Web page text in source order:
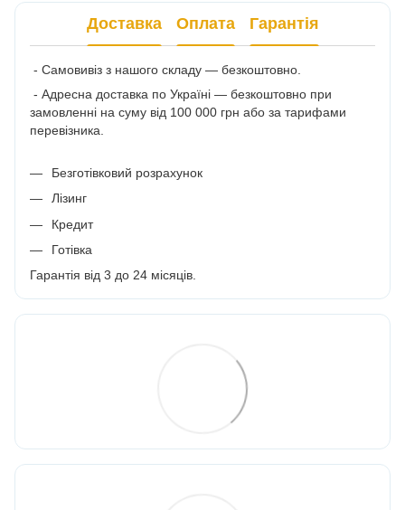
Доставка Оплата Гарантія
- Самовивіз з нашого складу — безкоштовно.
- Адресна доставка по Україні — безкоштовно при
замовленні на суму від 100 000 грн або за тарифами
перевізника.
Безготівковий розрахунок
Лізинг
Кредит
Готівка
Гарантія від 3 до 24 місяців.